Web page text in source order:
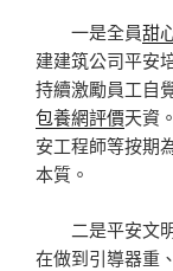
一是全員甜
建建筑公司平安
持續激勵員工自
包養網評價天資
安工程師等按期
本質。
二是平安文
在做到引導器重